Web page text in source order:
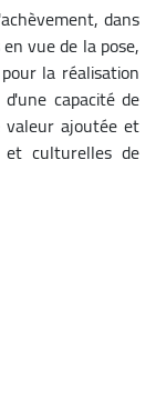
dans
vue de la pose,
la réalisation
capacité de
ajoutée et
et culturelles de